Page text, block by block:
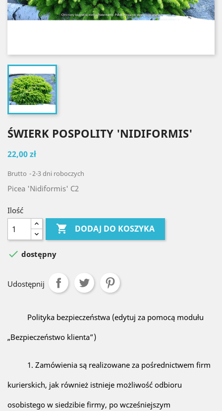
ŚWIERK POSPOLITY 'NIDIFORMIS'
22,00 zł
Brutto 2-3 dni roboczych
Picea 'Nidiformis' C2
Ilość
 DODAJ DO KOSZYKA
 dostępny
Udostępnij
Polityka bezpieczeństwa (edytuj za pomocą modułu
„Bezpieczeństwo klienta”)
1. Zamówienia są realizowane za pośrednictwem firm
kurierskich, jak również istnieje możliwość odbioru
osobistego w siedzibie firmy, po wcześniejszym